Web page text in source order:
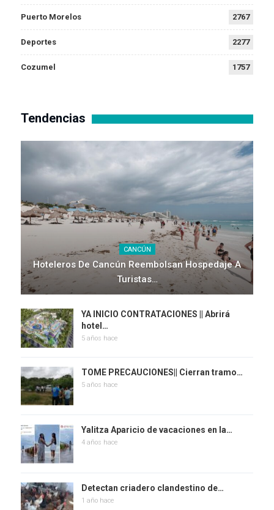
Puerto Morelos 2767
Deportes 2277
Cozumel 1757
Tendencias
CANCÚN
Hoteleros De Cancún Reembolsan Hospedaje A
Turistas…
YA INICIO CONTRATACIONES || Abrirá
hotel…
5 años hace
TOME PRECAUCIONES|| Cierran tramo…
5 años hace
Yalitza Aparicio de vacaciones en la…
4 años hace
Detectan criadero clandestino de…
1 año hace